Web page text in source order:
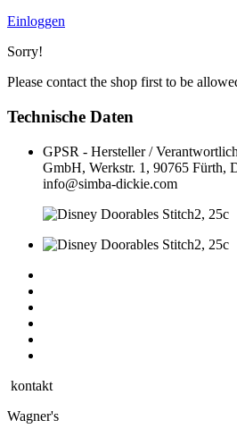
Einloggen
Sorry!
Please contact the shop first to be
Technische Daten
GPSR - Hersteller /
GmbH, Werkstr. 1, 90765 Fürth,
info@simba-dickie.com
kontakt
Wagner's